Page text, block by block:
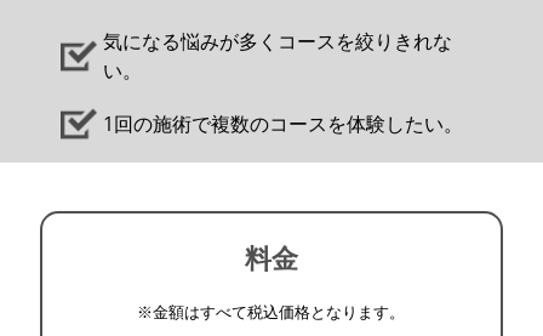
気になる悩みが多くコースを絞りきれな
い。
1回の施術で複数のコースを体験したい。
料金
※金額はすべて税込価格となります。